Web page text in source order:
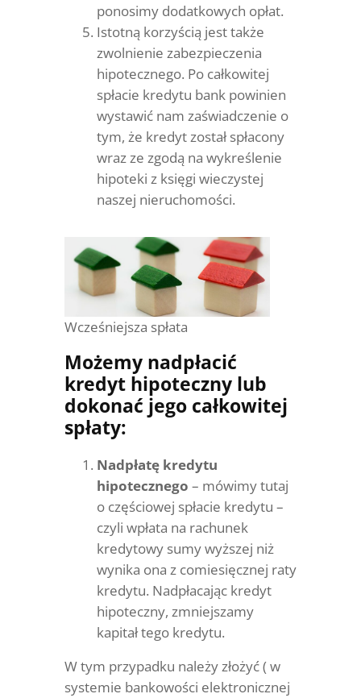
ponosimy dodatkowych opłat.
Istotną korzyścią jest także
zwolnienie zabezpieczenia
hipotecznego. Po całkowitej
spłacie kredytu bank powinien
wystawić nam zaświadczenie o
tym, że kredyt został spłacony
wraz ze zgodą na wykreślenie
hipoteki z księgi wieczystej
naszej nieruchomości.
Wcześniejsza spłata
Możemy nadpłacić
kredyt hipoteczny lub
dokonać jego całkowitej
spłaty:
Nadpłatę kredytu
hipotecznego – mówimy tutaj
o częściowej spłacie kredytu –
czyli wpłata na rachunek
kredytowy sumy wyższej niż
wynika ona z comiesięcznej raty
kredytu. Nadpłacając kredyt
hipoteczny, zmniejszamy
kapitał tego kredytu.
W tym przypadku należy złożyć ( w
systemie bankowości elektronicznej